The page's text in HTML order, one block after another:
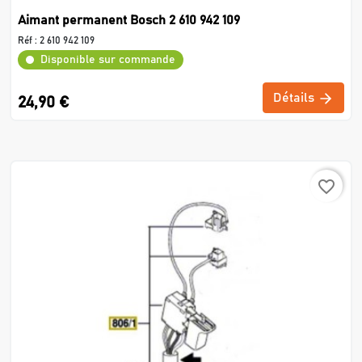
Aimant permanent Bosch 2 610 942 109
Réf : 2 610 942 109
Disponible sur commande
24,90 € Détails
favorite_border